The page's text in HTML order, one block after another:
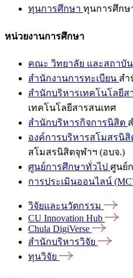
ทุนการศึกษา ทุนการศึกษ
หน่วยงานการศึกษา
คณะ วิทยาลัย และสถาบัน
สำนักงานการทะเบียน สำ
สำนักบริหารเทคโนโลยีส
เทคโนโลยีสารสนเทศ
สำนักบริหารกิจการนิสิต
องค์การบริหารสโมสรนิสิ
สโมสรนิสิตจุฬาฯ (อบจ.)
ศูนย์การศึกษาทั่วไป ศูนย์
การประเมินออนไลน์
วิจัยและนวัตกรรม
CU Innovation Hub
Chula DigiVerse
สำนักบริหารวิจัย
ทุนวิจัย